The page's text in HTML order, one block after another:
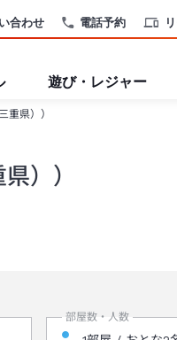
電話予約
合わせ
遊び・レジャー
重県））
））
部屋数・人数